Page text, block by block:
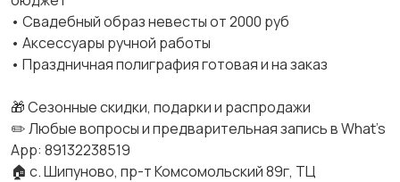
• Свадебный образ невесты от 2000 руб
• Аксессуары ручной работы
• Праздничная полиграфия готовая и на заказ
🎁 Сезонные скидки, подарки и распродажи
✏️ Любые вопросы и предварительная запись в What's
App: 89132238519
🏠 с. Шипуново, пр-т Комсомольский 89г, ТЦ